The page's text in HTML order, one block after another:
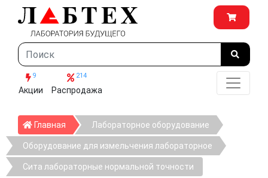
9
Акции
214
Распродажа
Главная ГлавнаяЛабораторное оборудование
Оборудование для измельчения лабораторное
Сита лабораторные нормальной точности